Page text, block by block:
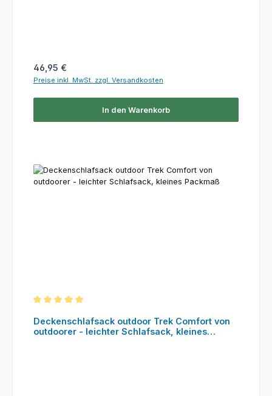
Regulärer Preis:
46,95 €
Preise inkl. MwSt. zzgl. Versandkosten
In den Warenkorb
Deckenschlafsack outdoor Trek Comfort von
outdoorer - leichter Schlafsack, kleines